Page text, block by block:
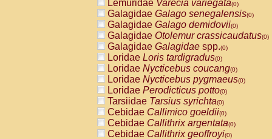
Lemuridae Varecia variegata(0)
Galagidae Galago senegalensis(0)
Galagidae Galago demidovii(0)
Galagidae Otolemur crassicaudatus(0)
Galagidae Galagidae spp.(0)
Loridae Loris tardigradus(0)
Loridae Nycticebus coucang(0)
Loridae Nycticebus pygmaeus(0)
Loridae Perodicticus potto(0)
Tarsiidae Tarsius syrichta(0)
Cebidae Callimico goeldii(0)
Cebidae Callithrix argentata(0)
Cebidae Callithrix geoffroyi(0)